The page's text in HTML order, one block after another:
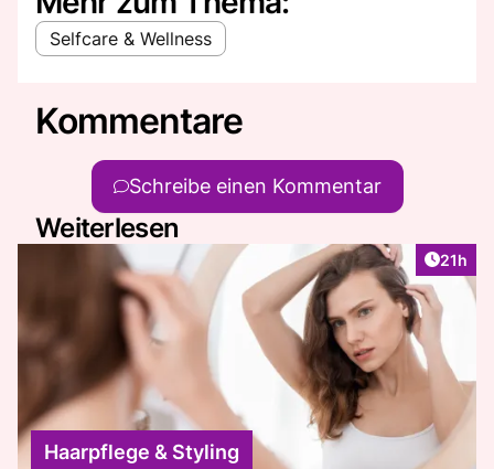
Selfcare & Wellness
Kommentare
Schreibe einen Kommentar
Weiterlesen
Artikel
21h
Haarpflege & Styling